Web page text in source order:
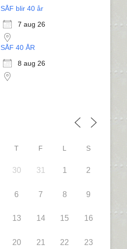
SÅF blir 40 år
7 aug 26
SÅF 40 ÅR
8 aug 26
T F L S
30 31 1 2
6 7 8 9
13 14 15 16
20 21 22 23